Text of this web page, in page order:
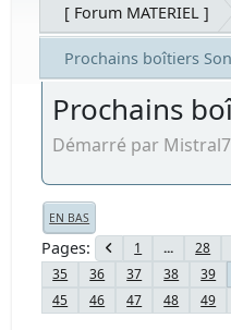
[ Forum MATERIEL ]
Prochains boîtiers
Prochains
Démarré par
EN BAS
Pages 1 ... 28
35
36 37 38 39
45
46 47 48 49